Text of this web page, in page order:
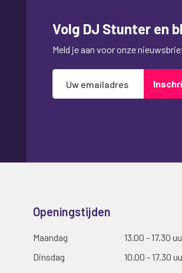
Volg DJ Stunter en
Meld je aan voor onze
Abonneer
op
Openingstijden
Maandag
13.00 - 17.30
Dinsdag
10.00 - 17.30